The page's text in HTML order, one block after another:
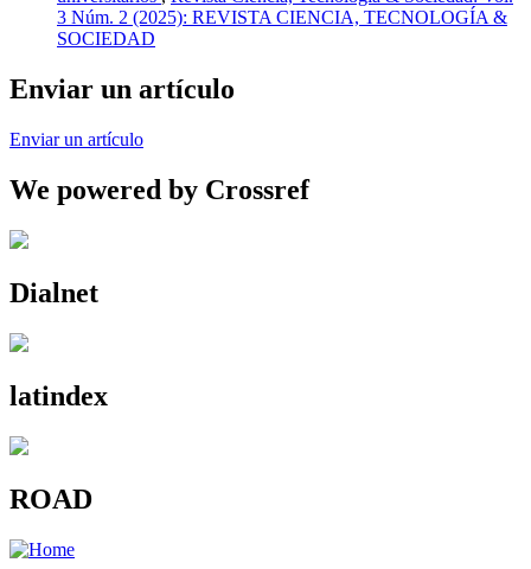
3 Núm. 2 (2025): REVISTA CIENCIA, TECNOLOGÍA &
SOCIEDAD
Enviar un artículo
Enviar un artículo
We powered by Crossref
Dialnet
latindex
ROAD